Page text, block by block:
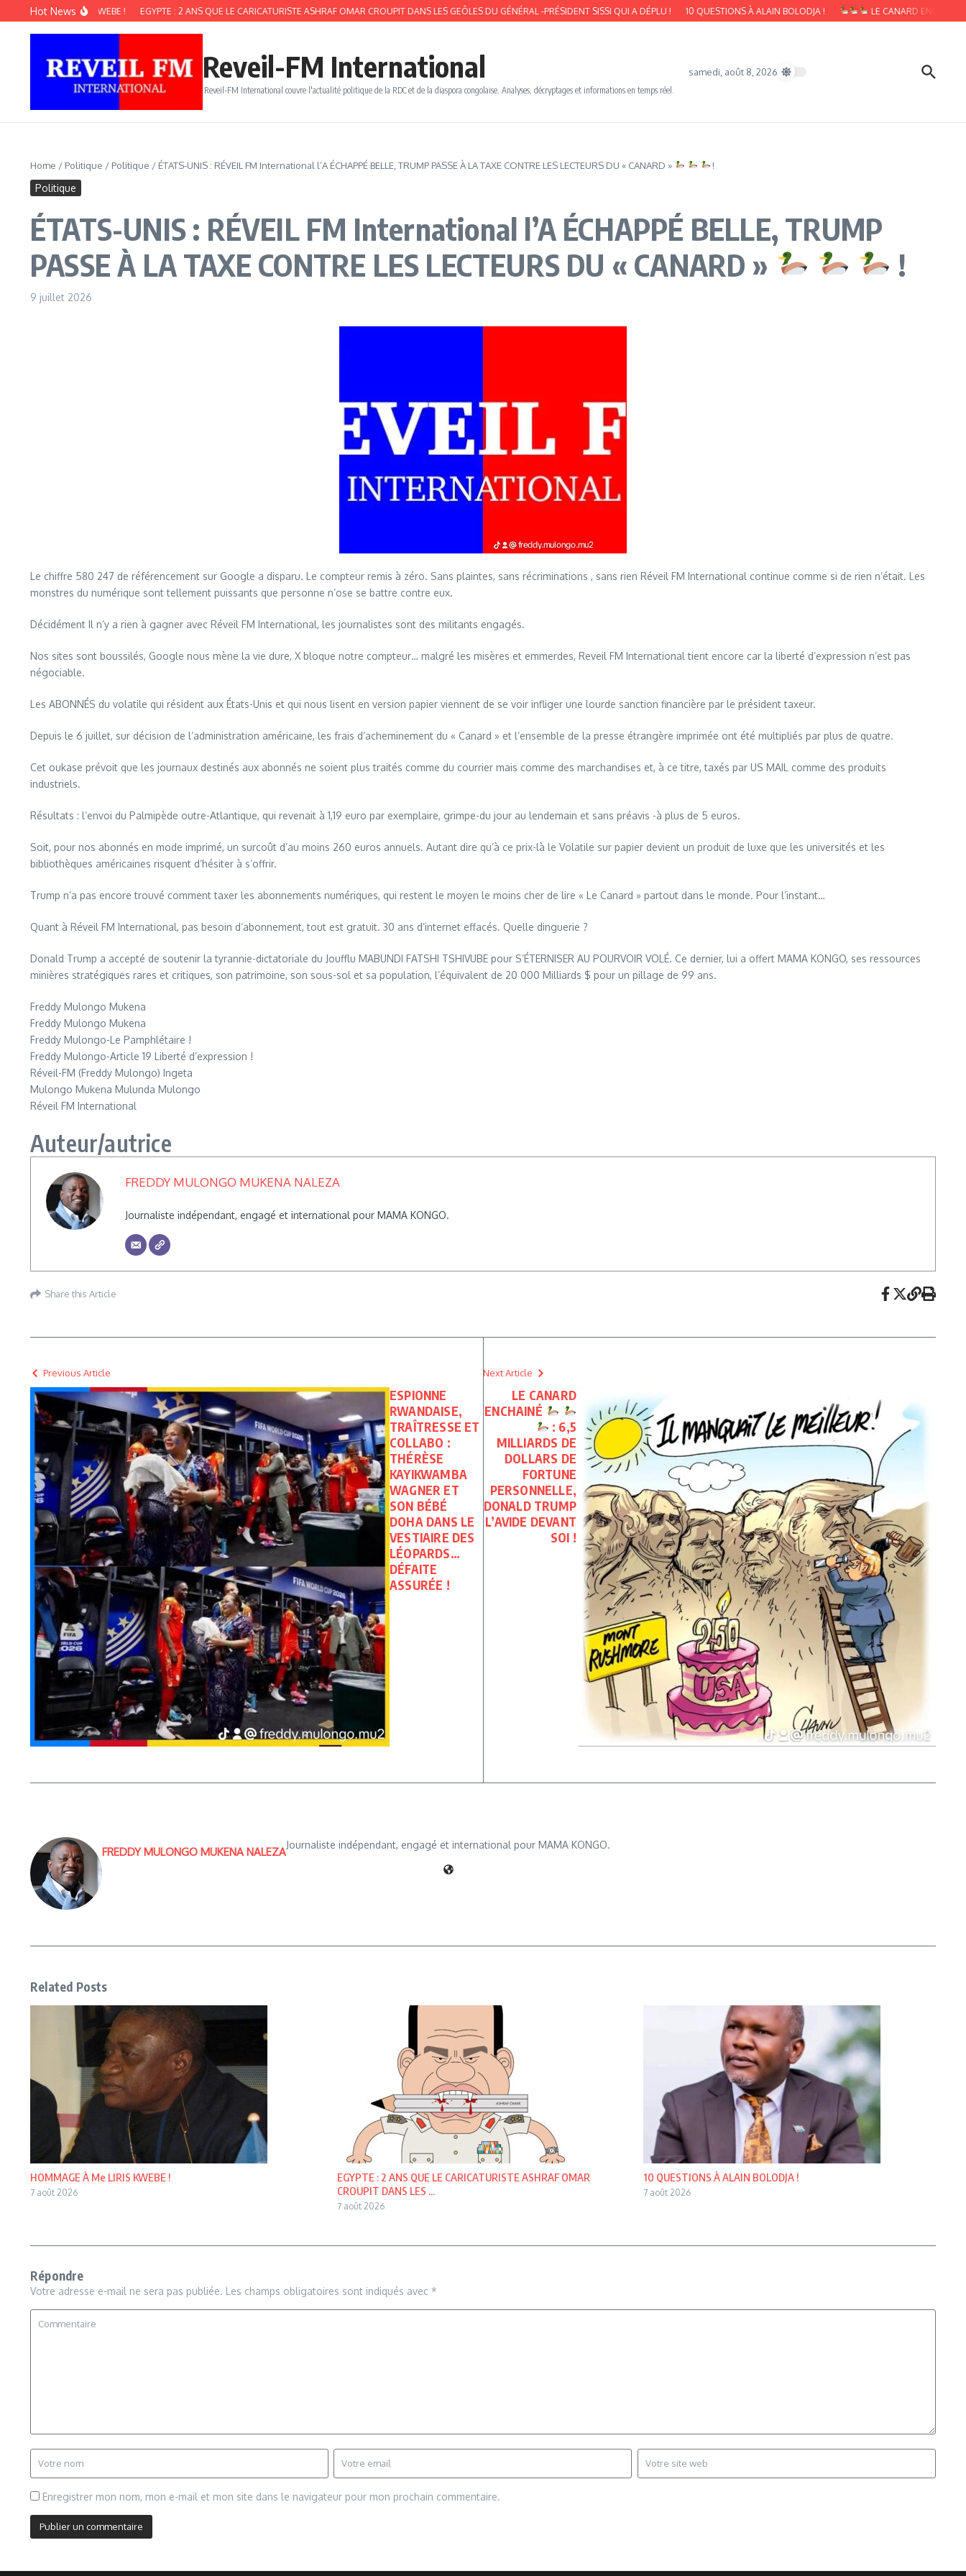
Aller au contenu
Hot News
À Me LIRIS KWEBE ! EGYPTE : 2 ANS QUE LE CARICATURISTE ASHRAF OMAR CROUPIT DANS LES GEÔLES DU GÉNÉRAL -PRÉSIDENT SISSI QUI A DÉPLU ! 10 QUESTIONS À ALAIN BOLODJA ! LE CANARD ENCHAINÉ : LE
Reveil-FM International
Reveil-FM International couvre l'actualité politique de la RDC et de la diaspora congolaise. Analyses, décryptages et informations en temps réel.
samedi, août 8, 2026
Home / Politique / Politique / ÉTATS-UNIS : RÉVEIL FM International l’A ÉCHAPPÉ BELLE, TRUMP PASSE À LA TAXE CONTRE LES LECTEURS DU « CANARD » !
Politique
ÉTATS-UNIS : RÉVEIL FM International l’A ÉCHAPPÉ BELLE, TRUMP
PASSE À LA TAXE CONTRE LES LECTEURS DU « CANARD »
!
9 juillet 2026
Le chiffre 580 247 de référencement sur Google a disparu. Le compteur remis à zéro. Sans plaintes, sans récriminations , sans rien Réveil FM International continue comme si de rien n’était. Les
monstres du numérique sont tellement puissants que personne n’ose se battre contre eux.
Décidément Il n’y a rien à gagner avec Réveil FM International, les journalistes sont des militants engagés.
Nos sites sont boussilés, Google nous mène la vie dure, X bloque notre compteur… malgré les misères et emmerdes, Reveil FM International tient encore car la liberté d’expression n’est pas
négociable.
Les ABONNÉS du volatile qui résident aux États-Unis et qui nous lisent en version papier viennent de se voir infliger une lourde sanction financière par le président taxeur.
Depuis le 6 juillet, sur décision de l’administration américaine, les frais d’acheminement du « Canard » et l’ensemble de la presse étrangère imprimée ont été multipliés par plus de quatre.
Cet oukase prévoit que les journaux destinés aux abonnés ne soient plus traités comme du courrier mais comme des marchandises et, à ce titre, taxés par US MAIL comme des produits
industriels.
Résultats : l’envoi du Palmipède outre-Atlantique, qui revenait à 1,19 euro par exemplaire, grimpe-du jour au lendemain et sans préavis -à plus de 5 euros.
Soit, pour nos abonnés en mode imprimé, un surcoût d’au moins 260 euros annuels. Autant dire qu’à ce prix-là le Volatile sur papier devient un produit de luxe que les universités et les
bibliothèques américaines risquent d’hésiter à s’offrir.
Trump n’a pas encore trouvé comment taxer les abonnements numériques, qui restent le moyen le moins cher de lire « Le Canard » partout dans le monde. Pour l’instant…
Quant à Réveil FM International, pas besoin d’abonnement, tout est gratuit. 30 ans d’internet effacés. Quelle dinguerie ?
Donald Trump a accepté de soutenir la tyrannie-dictatoriale du Joufflu MABUNDI FATSHI TSHIVUBE pour S’ÉTERNISER AU POURVOIR VOLÉ. Ce dernier, lui a offert MAMA KONGO, ses ressources
minières stratégiques rares et critiques, son patrimoine, son sous-sol et sa population, l’équivalent de 20 000 Milliards $ pour un pillage de 99 ans.
Freddy Mulongo Mukena
Freddy Mulongo Mukena
Freddy Mulongo-Le Pamphlétaire !
Freddy Mulongo-Article 19 Liberté d’expression !
Réveil-FM (Freddy Mulongo) Ingeta
Mulongo Mukena Mulunda Mulongo
Réveil FM International
Auteur/autrice
FREDDY MULONGO MUKENA NALEZA
Journaliste indépendant, engagé et international pour MAMA KONGO.
Share this Article
Previous Article
ESPIONNE
RWANDAISE,
TRAÎTRESSE ET
COLLABO :
THÉRÈSE
KAYIKWAMBA
WAGNER ET
SON BÉBÉ
DOHA DANS LE
VESTIAIRE DES
LÉOPARDS…
DÉFAITE
ASSURÉE !
Next Article
LE CANARD
ENCHAINÉ
: 6,5
MILLIARDS DE
DOLLARS DE
FORTUNE
PERSONNELLE,
DONALD TRUMP
L’AVIDE DEVANT
SOI !
FREDDY MULONGO MUKENA NALEZA
Journaliste indépendant, engagé et international pour MAMA KONGO.
Related Posts
HOMMAGE À Me LIRIS KWEBE !
7 août 2026
EGYPTE : 2 ANS QUE LE CARICATURISTE ASHRAF OMAR
CROUPIT DANS LES ...
7 août 2026
10 QUESTIONS À ALAIN BOLODJA !
7 août 2026
Répondre
Votre adresse e-mail ne sera pas publiée. Les champs obligatoires sont indiqués avec *
Enregistrer mon nom, mon e-mail et mon site dans le navigateur pour mon prochain commentaire.